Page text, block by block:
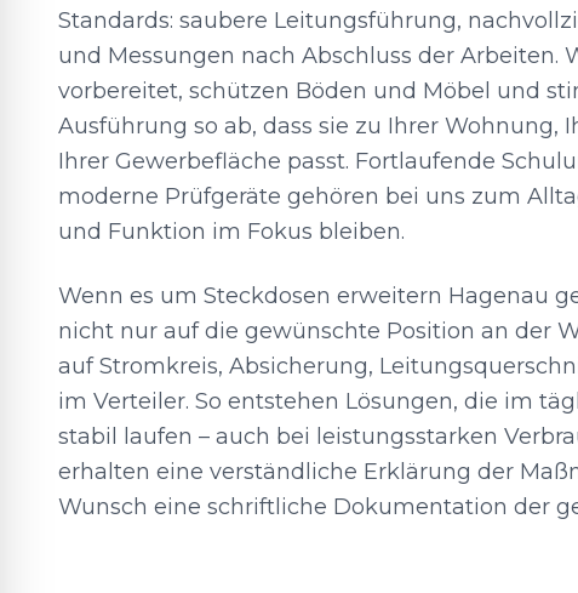
Standards: saubere Leitungsführung,
und Messungen nach Abschluss der Arbeiten.
vorbereitet, schützen Böden und Möbel und
Ausführung so ab, dass sie zu Ihrer Wohnung,
Ihrer Gewerbefläche passt. Fortlaufende
moderne Prüfgeräte gehören bei uns zum
und Funktion im Fokus bleiben.
Wenn es um Steckdosen erweitern Hagenau
nicht nur auf die gewünschte Position an der
auf Stromkreis, Absicherung,
im Verteiler. So entstehen Lösungen, die im
stabil laufen – auch bei leistungsstarken
erhalten eine verständliche Erklärung der
Wunsch eine schriftliche Dokumentation der